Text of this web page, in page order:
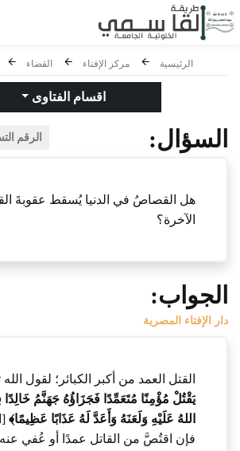
الرئيسية مركز الإفتاء القضاء
اقسام الفتاوى
السؤال: الرقم
هل القصاصُ في الدنيا يُسقط عقوبةَ
الآخرة؟
الجواب:
دار الإفتاء المصرية
القتل العمد من أكبر الكبائر؛ لقول
يَقْتُلْ مُؤْمِنًا مُتَعَمِّدًا فَجَزَاؤُهُ جَهَنَّمُ
اللهُ عَلَيْهِ وَلَعَنَهُ وَأَعَدَّ لَهُ عَذَابًا عَظِيمًا﴾
فإن اقتُصَّ من القاتل عمدًا أو عُفي عنه